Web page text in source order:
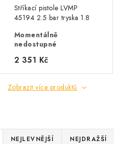
Stříkací pistole LVMP
45194 2.5 bar tryska 1.8
Momentálně
nedostupné
2 351 Kč
Zobrazit více produktů
NEJLEVNĚJŠÍ NEJDRAŽŠÍ